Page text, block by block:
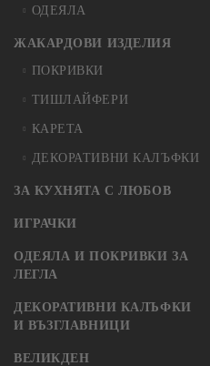
ОДЕЯЛА
ЖАКАРДОВИ ИЗДЕЛИЯ
ПОКРИВКИ
ТИШЛАЙФЕРИ
КАРЕТА
ДЕКОРАТИВНИ КАЛЪФКИ
ЗА КУХНЯТА С ЛЮБОВ
ИГРАЧКИ
ОДЕЯЛА И ПОКРИВКИ ЗА
ЛЕГЛА
ДЕКОРАТИВНИ КАЛЪФКИ
И ВЪЗГЛАВНИЦИ
ВЕЛИКДЕН